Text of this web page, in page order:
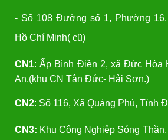
- Số 108 Đường số 1, Phường 16,
Hồ Chí Minh( cũ)
CN1: Ấp Bình Điền 2, xã Đức Hòa
An.(khu CN Tân Đức- Hải Sơn.)
CN2: Số 116, Xã Quảng Phú, Tỉnh
CN3: Khu Công Nghiệp Sóng